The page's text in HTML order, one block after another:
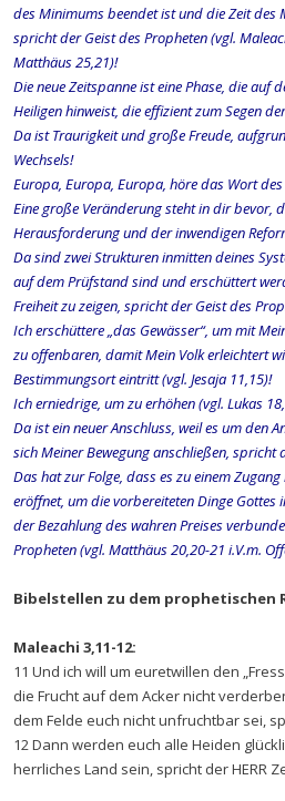
des Minimums beendet ist und die Zeit des
spricht der Geist des Propheten (vgl.
Matthäus 25,21)!
Die neue Zeitspanne ist eine Phase, die auf
Heiligen hinweist, die effizient zum Segen
Da ist Traurigkeit und große Freude,
Wechsels!
Europa, Europa, Europa, höre das Wort des
Eine große Veränderung steht in dir bevor,
Herausforderung und der inwendigen
Da sind zwei Strukturen inmitten deines
auf dem Prüfstand sind und erschüttert
Freiheit zu zeigen, spricht der Geist des
Ich erschüttere „das Gewässer“, um mit
zu offenbaren, damit Mein Volk erleichtert
Bestimmungsort eintritt (vgl. Jesaja 11,15)!
Ich erniedrige, um zu erhöhen (vgl. Lukas
Da ist ein neuer Anschluss, weil es um den
sich Meiner Bewegung anschließen, spricht
Das hat zur Folge, dass es zu einem
eröffnet, um die vorbereiteten Dinge Gottes
der Bezahlung des wahren Preises
Propheten (vgl. Matthäus 20,20-21 i.V.m.
Bibelstellen zu dem prophetischen
Maleachi 3,11-12:
11 Und ich will um euretwillen den
die Frucht auf dem Acker nicht
dem Felde euch nicht unfruchtbar sei,
12 Dann werden euch alle Heiden
herrliches Land sein, spricht der HERR